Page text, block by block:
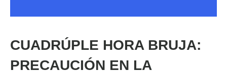
CUADRÚPLE HORA BRUJA:
PRECAUCIÓN EN LA